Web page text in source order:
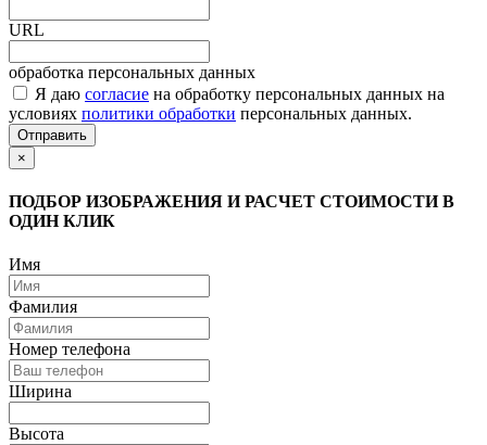
URL
обработка персональных данных
Я даю согласие на обработку персональных данных на
условиях политики обработки персональных данных.
Отправить
×
ПОДБОР ИЗОБРАЖЕНИЯ И РАСЧЕТ СТОИМОСТИ В
ОДИН КЛИК
Имя
Фамилия
Номер телефона
Ширина
Высота